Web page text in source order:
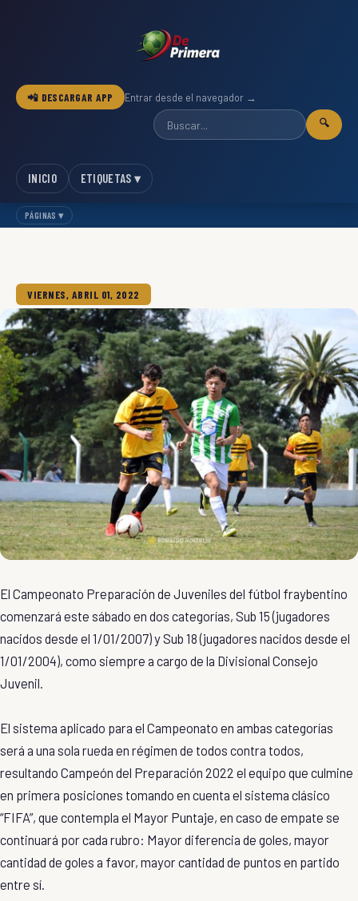
📲 DESCARGAR APP Entrar desde el navegador →
🔍
INICIO ETIQUETAS ▾
PÁGINAS ▾
VIERNES, ABRIL 01, 2022
El Campeonato Preparación de Juveniles del fútbol fraybentino
comenzará este sábado en dos categorías, Sub 15 (jugadores
nacidos desde el 1/01/2007) y Sub 18 (jugadores nacidos desde el
1/01/2004), como siempre a cargo de la Divisional Consejo
Juvenil.
El sistema aplicado para el Campeonato en ambas categorías
será a una sola rueda en régimen de todos contra todos,
resultando Campeón del Preparación 2022 el equipo que culmine
en primera posiciones tomando en cuenta el sistema clásico
“FIFA”, que contempla el Mayor Puntaje, en caso de empate se
continuará por cada rubro: Mayor diferencia de goles, mayor
cantidad de goles a favor, mayor cantidad de puntos en partido
entre sí.